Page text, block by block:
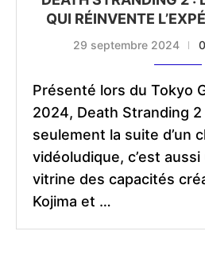
QUI RÉINVENTE
29 septembre 2024
Présenté lors du Tokyo
2024, Death Stranding 2
seulement la suite d’un
vidéoludique, c’est
vitrine des capacités
Kojima et …